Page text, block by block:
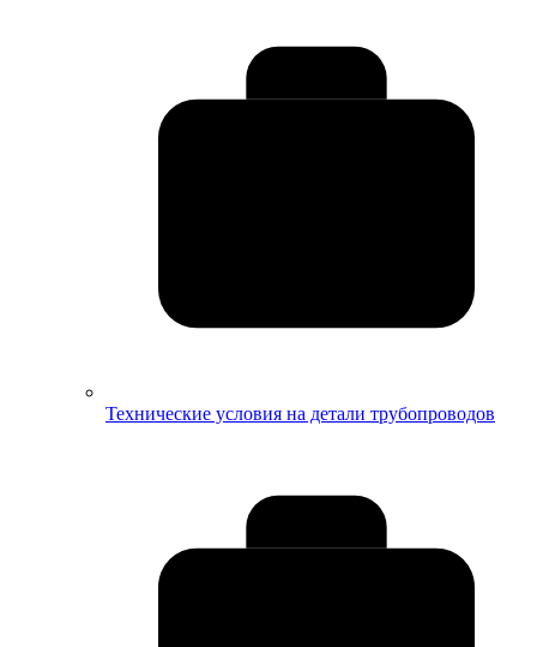
Технические условия на детали трубопроводов